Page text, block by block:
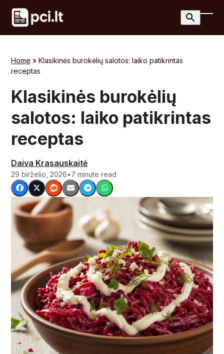
Skip
content
Home »Klasikinės burokėlių salotos: laiko patikrintas
receptas
Klasikinės burokėlių
salotos: laiko patikrintas
receptas
Daiva Krasauskaitė
29 birželio, 2026•7 minute read